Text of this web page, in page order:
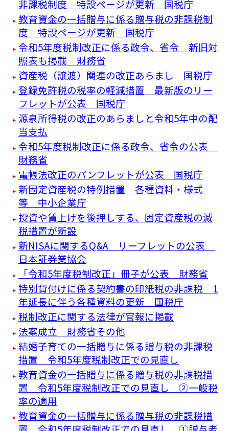
非課税制度 特設ページが更新 国税庁
教育資金の一括贈与に係る贈与税の非課税制
度 特設ページが更新 国税庁
令和5年度税制改正に係る政令、省令 新旧対
照表も掲載 財務省
資産税（譲渡）関連の改正あらまし 国税庁
登録免許税の税率の軽減措置 最新版のリー
フレットが公表 国税庁
源泉所得税の改正のあらましと令和5年中の配
当支払
令和5年度税制改正に係る政令、省令の公表
財務省
電帳法改正のパンフレットが公表 国税庁
新固定資産税の特例措置 各種資料・様式
等 中小企業庁
投資や賃上げを後押しする、固定資産税の減
税措置が新設
新NISAに関するQ&A リーフレットの公表
日本証券業協会
「令和5年度税制改正」冊子が公表 財務省
特別貸付けに係る契約書の印紙税の非課税 1
年延長に伴う各種資料の更新 国税庁
税制改正に関する法律が官報に掲載
法案成立 財務省その他
結婚子育ての一括贈与に係る贈与税の非課税
措置 令和5年度税制改正での見直し
教育資金の一括贈与に係る贈与税の非課税措
置 令和5年度税制改正での見直し ②一般税
率の適用
教育資金の一括贈与に係る贈与税の非課税措